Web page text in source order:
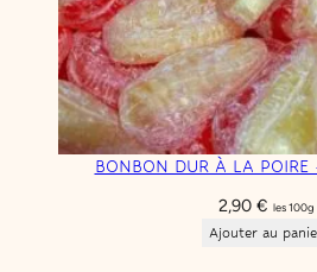
BONBON DUR À LA POIRE
2,90 € les 100g
Ajouter au